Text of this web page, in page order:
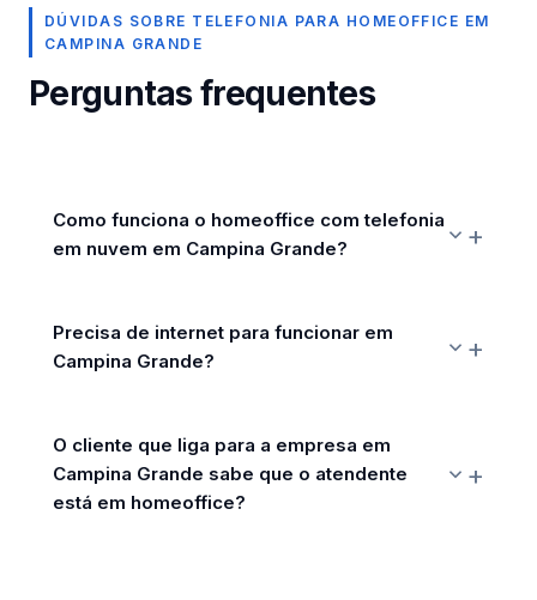
DÚVIDAS SOBRE TELEFONIA PARA HOMEOFFICE EM
CAMPINA GRANDE
Perguntas frequentes
Como funciona o homeoffice com telefonia
em nuvem em Campina Grande?
Precisa de internet para funcionar em
Campina Grande?
O cliente que liga para a empresa em
Campina Grande sabe que o atendente
está em homeoffice?